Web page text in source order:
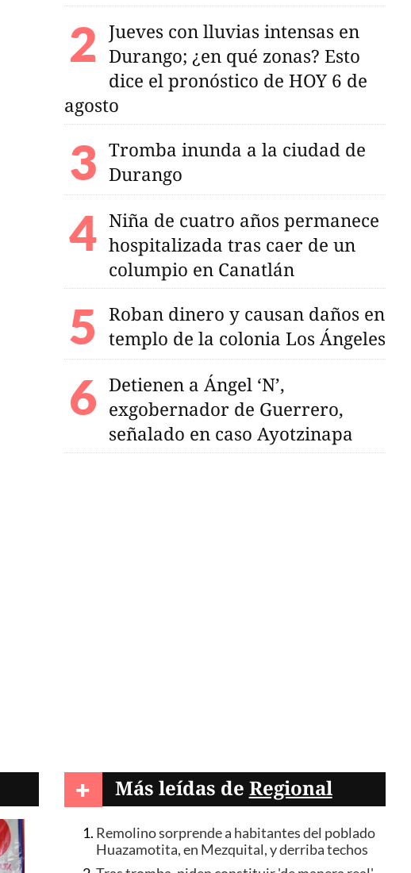
Jueves con lluvias intensas en
Durango; ¿en qué zonas? Esto
dice el pronóstico de HOY 6 de
agosto
Tromba inunda a la ciudad de
Durango
Niña de cuatro años permanece
hospitalizada tras caer de un
columpio en Canatlán
Roban dinero y causan daños en
templo de la colonia Los Ángeles
Detienen a Ángel ‘N’,
exgobernador de Guerrero,
señalado en caso Ayotzinapa
+ Más leídas de Regional
Remolino sorprende a habitantes del poblado
Huazamotita, en Mezquital, y derriba techos